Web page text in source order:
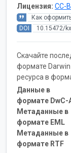
Лицензия: CC-
Как
DOI
10.15472/
Скачайте
формате
ресурса в
Данные в
формате DwC-
Метаданные в
формате EML
Метаданные в
формате RTF